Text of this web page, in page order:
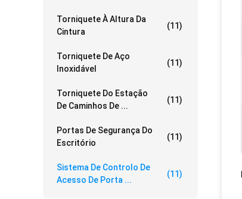
Torniquete À Altura Da
Cintura
(11)
Torniquete De Aço
Inoxidável
(11)
Torniquete Do Estação
De Caminhos De ...
(11)
Portas De Segurança Do
Escritório
(11)
Sistema De Controlo De
Acesso De Porta ...
(11)